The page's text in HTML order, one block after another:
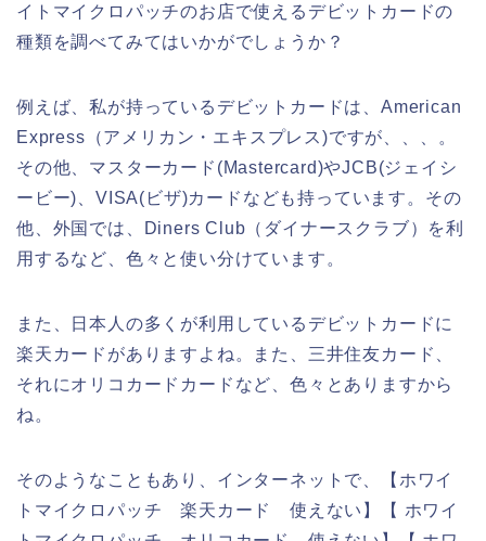
イトマイクロパッチのお店で使えるデビットカードの
種類を調べてみてはいかがでしょうか？
例えば、私が持っているデビットカードは、American
Express（アメリカン・エキスプレス)ですが、、、。
その他、マスターカード(Mastercard)やJCB(ジェイシ
ービー)、VISA(ビザ)カードなども持っています。その
他、外国では、Diners Club（ダイナースクラブ）を利
用するなど、色々と使い分けています。
また、日本人の多くが利用しているデビットカードに
楽天カードがありますよね。また、三井住友カード、
それにオリコカードカードなど、色々とありますから
ね。
そのようなこともあり、インターネットで、【ホワイ
トマイクロパッチ 楽天カード 使えない】【 ホワイ